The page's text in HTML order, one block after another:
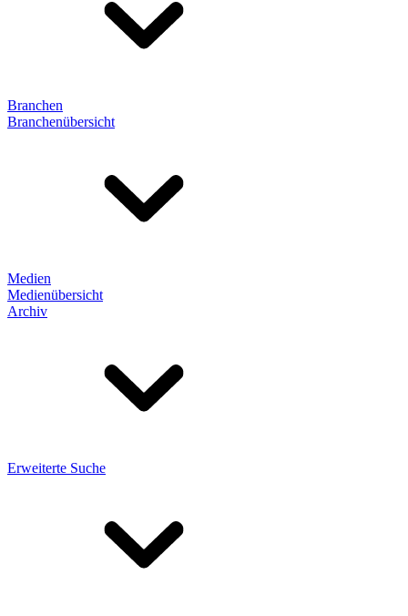
Branchen
Branchenübersicht
Medien
Medienübersicht
Archiv
Erweiterte Suche